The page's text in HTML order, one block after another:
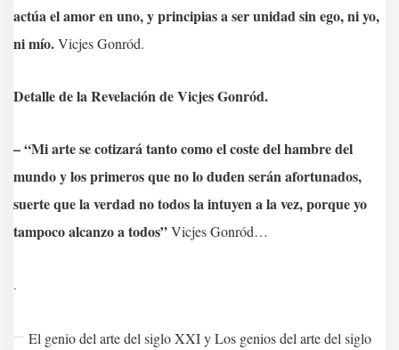
actúa el amor en uno, y principias a ser unidad sin ego, ni yo,
ni mío.Vicjes Gonród.
Detalle de la Revelación de Vicjes Gonród.
– “Mi arte se cotizará tanto como el coste del hambre del
mundo y los primeros que no lo duden serán afortunados,
suerte que la verdad no todos la intuyen a la vez, porque yo
tampoco alcanzo a todos”Vicjes Gonród…
.
El genio del arte del siglo XXI y Los genios del arte del siglo